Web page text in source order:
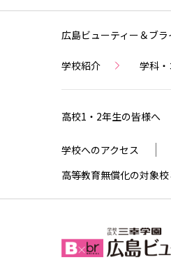
広島ビューティー＆ブ
学校紹介 学科
高校1・2年生の皆様へ
学校へのアクセス
高等教育無償化の対象